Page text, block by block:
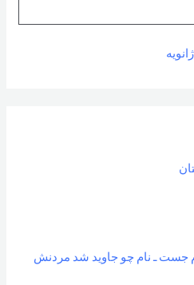
جست ـ نام چو جاوید شد مردنش